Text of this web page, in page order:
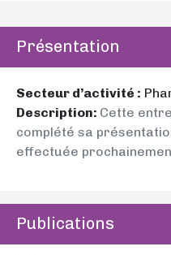
Présentation
Secteur d’activité :
Description: Cette
complété sa
effectuée
Publications